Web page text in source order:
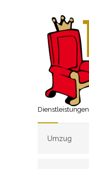
Dienstleistungen
Umzug